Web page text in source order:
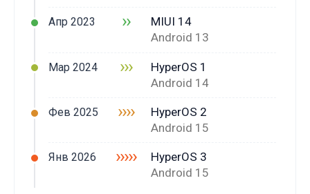
Апр 2023 ››
MIUI 14
Android 13
Мар 2024 ›››
HyperOS 1
Android 14
Фев 2025 ››››
HyperOS 2
Android 15
Янв 2026 ›››››
HyperOS 3
Android 15